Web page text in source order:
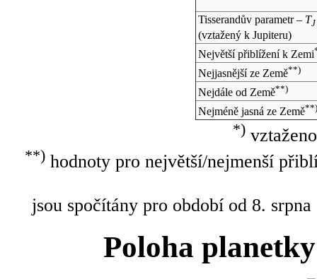
Tisserandův parametr – TJ
(vztažený k Jupiteru)
Největší přiblížení k Zemi
Nejjasnější ze Země**)
Nejdále od Země**)
Nejméně jasná ze Země**)
*)
**)hodnoty pro největší/nejmenší
jsou spočítány pro období od 8.
Poloha